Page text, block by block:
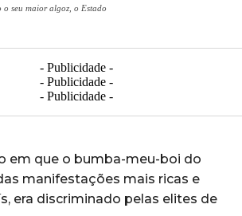
seu maior algoz, o Estado
- Publicidade -
- Publicidade -
- Publicidade -
em que o bumba-meu-boi do
manifestações mais ricas e
era discriminado pelas elites de